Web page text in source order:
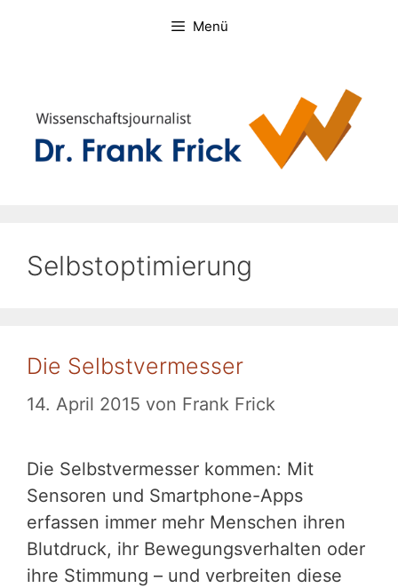
Menü
Selbstoptimierung
Die Selbstvermesser
14. April 2015 von Frank Frick
Die Selbstvermesser kommen: Mit
Sensoren und Smartphone-Apps
erfassen immer mehr Menschen ihren
Blutdruck, ihr Bewegungsverhalten oder
ihre Stimmung – und verbreiten diese